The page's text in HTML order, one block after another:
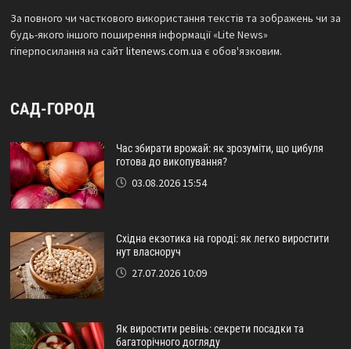
За повного чи часткового використання текстів та зображень чи за
будь-якого іншого поширення інформації «Lite News»
гіперпосилання на сайтlitenews.com.ua є обов'язковим.
САД-ГОРОД
Час збирати врожай: як зрозуміти, що цибуля
готова до викопування?
03.08.2026 15:54
Східна екзотика на городі: як легко виростити
нут власноруч
27.07.2026 10:09
Як виростити ревінь: секрети посадки та
багаторічного догляду